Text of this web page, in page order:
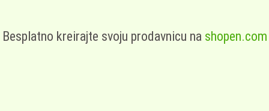
Besplatno kreirajte svoju prodavnicu na shopen.com